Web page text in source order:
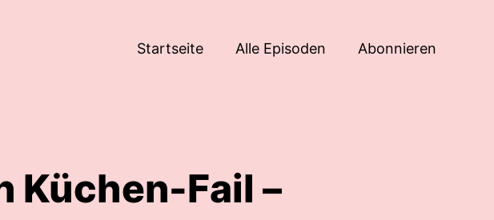
Startseite Alle Episoden Abonnieren
Küchen-Fail –